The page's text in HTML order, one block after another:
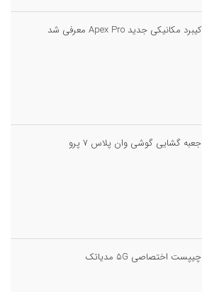
کیبرد مکانیکی جدید Apex Pro معرفی شد
جعبه گشایی گوشی وان پلاس ۷ پرو
چیپست اختصاصی ۵G مدیاتک